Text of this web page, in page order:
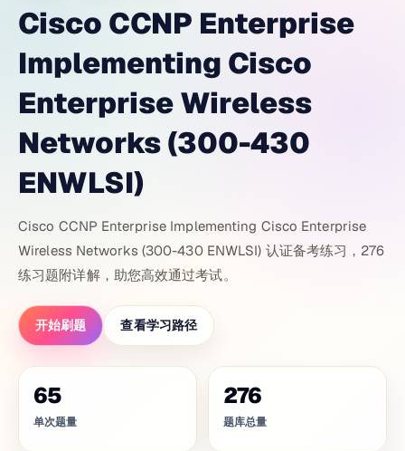
Cisco CCNP Enterprise
Implementing Cisco
Enterprise Wireless
Networks (300-430
ENWLSI)
Cisco CCNP Enterprise Implementing Cisco Enterprise
Wireless Networks (300-430 ENWLSI) 认证备考练习，276
练习题附详解，助您高效通过考试。
开始刷题 查看学习路径
65
单次题量
276
题库总量